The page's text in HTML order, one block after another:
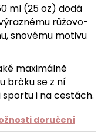
ml (25 oz) dodá
růžovo-
snovému motivu
maximálně
brčku se z ní
i na cestách.
doručení